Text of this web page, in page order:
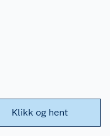
Klikk og hent